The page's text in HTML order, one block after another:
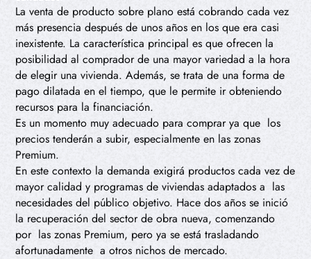
La venta de producto sobre plano está cobrando cada vez
más presencia después de unos años en los que era casi
inexistente. La característica principal es que ofrecen la
posibilidad al comprador de una mayor variedad a la hora
de elegir una vivienda. Además, se trata de una forma de
pago dilatada en el tiempo, que le permite ir obteniendo
recursos para la financiación.
Es un momento muy adecuado para comprar ya que los
precios tenderán a subir, especialmente en las zonas
Premium.
En este contexto la demanda exigirá productos cada vez de
mayor calidad y programas de viviendas adaptados a las
necesidades del público objetivo. Hace dos años se inició
la recuperación del sector de obra nueva, comenzando
por las zonas Premium, pero ya se está trasladando
afortunadamente a otros nichos de mercado.